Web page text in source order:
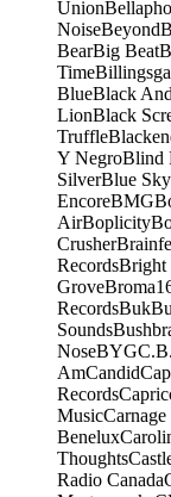
Union
NoiseBeyond
BearBig Beat
Time
BlueBlack
LionBlack
Truffle
Y NegroBlind
SilverBlue Sky
EncoreBMG
AirBoplicity
Crusher
RecordsBright
Grove
RecordsBuk
Sounds
NoseBYG
AmCandid
Records
MusicCarnage
Benelux
Thoughts
Radio Canada